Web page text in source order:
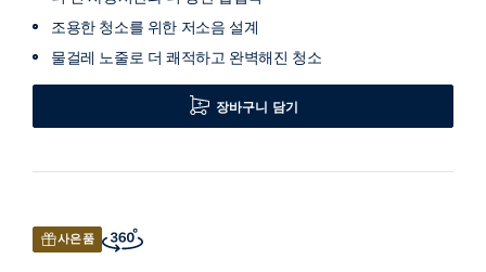
조용한 청소를 위한 저소음 설계
물걸레 노줄로 더 쾌적하고 완벽해진 청소
장바구니 담기
사은품